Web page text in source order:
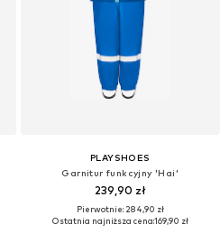
PLAYSHOES
Garnitur funkcyjny 'Hai'
239,90 zł
Pierwotnie: 284,90 zł
Ostatnia najniższa cena:169,90 zł